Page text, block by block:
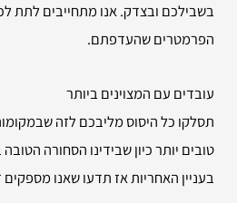
בשבילכם ובצדק. אנו מתחייבים לתת
הפרמטרים שהעדפתם.
עובדים עם המצוינים ביותר
תסלקו כל היסוס מליבכם לזה
טובים יותר כיון שבידינו הסחורה
בעניין האחריות אז תדעו שאנו